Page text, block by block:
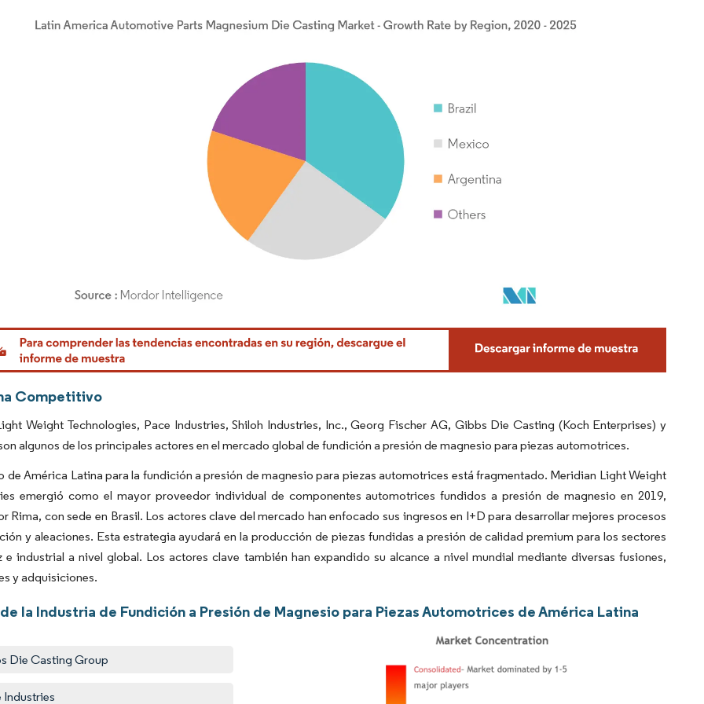
Intelligence. El uso requiere atribución según CC BY 4.0.
Competitivo
Weight Technologies, Pace Industries, Shiloh Industries, Inc., Georg Fischer AG, Gibbs Die Casting (Koch Enterprises) y
algunos de los principales actores en el mercado global de fundición a presión de magnesio para piezas automotrices.
de América Latina para la fundición a presión de magnesio para piezas automotrices está fragmentado. Meridian Light Weight
emergió como el mayor proveedor individual de componentes automotrices fundidos a presión de magnesio en 2019,
Rima, con sede en Brasil. Los actores clave del mercado han enfocado sus ingresos en I+D para desarrollar mejores procesos
y aleaciones. Esta estrategia ayudará en la producción de piezas fundidas a presión de calidad premium para los sectores
e industrial a nivel global. Los actores clave también han expandido su alcance a nivel mundial mediante diversas fusiones,
y adquisiciones.
la Industria de Fundición a Presión de Magnesio para Piezas Automotrices de América Latina
Die Casting Group
Industries